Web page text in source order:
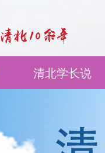
清北学长说